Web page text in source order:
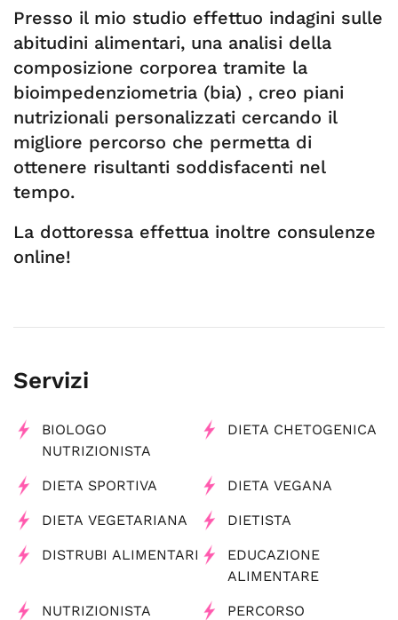
Presso il mio studio effettuo indagini sulle
abitudini alimentari, una analisi della
composizione corporea tramite la
bioimpedenziometria (bia) , creo piani
nutrizionali personalizzati cercando il
migliore percorso che permetta di
ottenere risultanti soddisfacenti nel
tempo.
La dottoressa effettua inoltre consulenze
online!
Servizi
BIOLOGO
NUTRIZIONISTA
DIETA CHETOGENICA
DIETA SPORTIVA DIETA VEGANA
DIETA VEGETARIANA DIETISTA
DISTRUBI ALIMENTARI
EDUCAZIONE
ALIMENTARE
NUTRIZIONISTA
PERCORSO